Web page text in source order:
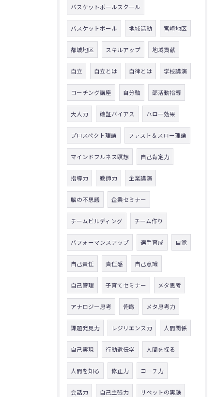
バスケットボールスクール
バスケットボール 地域活動 宮崎地区
都城地区 スキルアップ 地域貢献
自立 自立とは 自律とは 学校講演
コーチング講座 自分軸 部活動指導
大人力 確証バイアス ハロー効果
プロスペクト理論 ファスト＆スロー理論
マインドフルネス瞑想 自己肯定力
指導力 教師力 企業講演
脳の不思議 企業セミナー
チームビルディング チーム作り
パフォーマンスアップ 選手育成 自覚
自己責任 責任感 自己意識
自己管理 子育てセミナー メタ思考
アナロジー思考 俯瞰 メタ思考力
課題発見力 レジリエンス力 人間関係
自己実現 行動遺伝学 人間を探る
人間を知る 修正力 コーチ力
会話力 自己主張力 リベットの実験